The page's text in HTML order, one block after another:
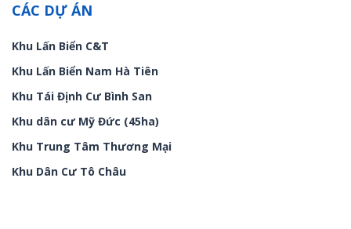
CÁC DỰ ÁN
Khu Lấn Biển C&T
Khu Lấn Biển Nam Hà Tiên
Khu Tái Định Cư Bình San
Khu dân cư Mỹ Đức (45ha)
Khu Trung Tâm Thương Mại
Khu Dân Cư Tô Châu